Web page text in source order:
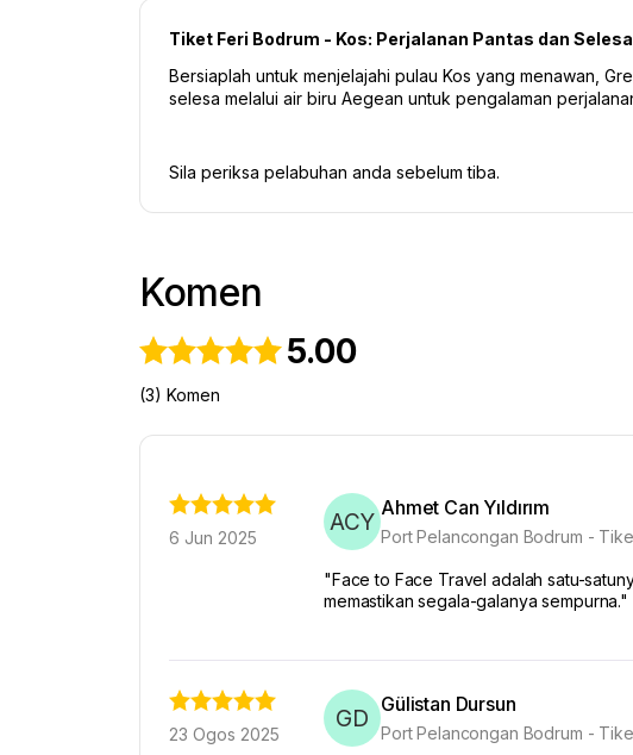
Tiket Feri Bodrum - Kos: Perjalanan Pantas dan
Bersiaplah untuk menjelajahi pulau Kos yang menawan,
selesa melalui air biru Aegean untuk pengalaman
Sila periksa pelabuhan anda sebelum tiba.
Komen
5.00
(3) Komen
6 Jun 2025
ACY
Ahmet Can Yıldırım
Port Pelancongan Bodrum -
"Face to Face Travel adalah satu-
memastikan segala-galanya sempurna."
23 Ogos 2025
GD
Gülistan Dursun
Port Pelancongan Bodrum -